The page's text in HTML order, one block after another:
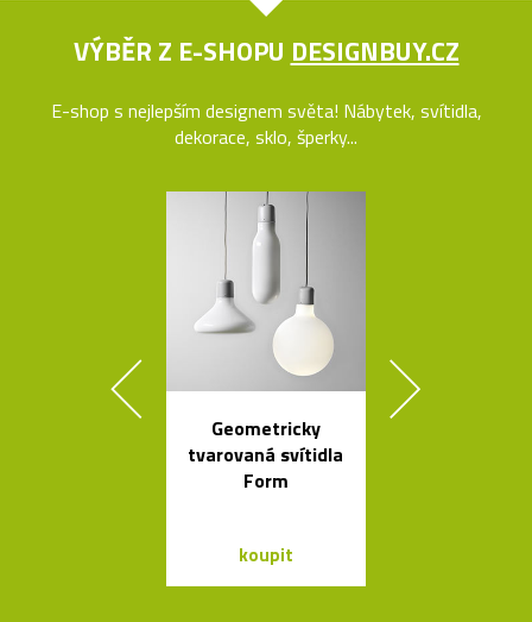
VÝBĚR Z E-SHOPU DESIGNBUY.CZ
E-shop s nejlepším designem světa! Nábytek, svítidla,
dekorace, sklo, šperky...
Geometricky
tvarovaná svítidla
Form
koupit